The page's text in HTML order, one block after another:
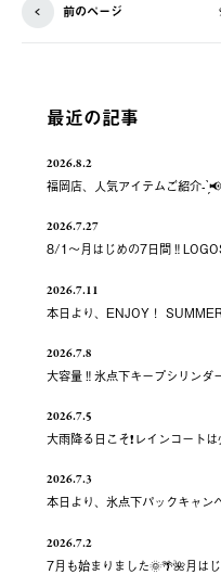
前のページ
最近の記事
2026.8.2
福岡店、人気アイテムご紹介- ̗̀📢
2026.7.27
8/1～月はじめの7日間
2026.7.11
本日より、ENJOY！
2026.7.8
大容量‼️氷点下キープシリンダ
2026.7.5
大雨降る日こそ❗️レインコート
2026.7.3
本日より、氷点下パックキャン
2026.7.2
7月も始まりました🌞🌴🌺月は